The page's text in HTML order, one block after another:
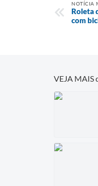
NOTÍCIA
Roleta
com
VEJA MAIS